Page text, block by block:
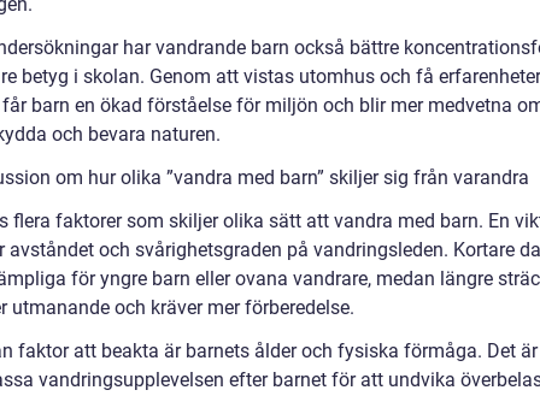
har vandrande barn också bättre
betyg i skolan. Genom att vistas utomhus och få
barn en ökad förståelse för miljön och blir mer medvetna
och bevara naturen.
om hur olika ”vandra med barn” skiljer sig från varandra
flera faktorer som skiljer olika sätt att vandra med barn. En
avståndet och svårighetsgraden på vandringsleden. Kortare
för yngre barn eller ovana vandrare, medan längre
utmanande och kräver mer förberedelse.
faktor att beakta är barnets ålder och fysiska förmåga. Det
vandringsupplevelsen efter barnet för att undvika